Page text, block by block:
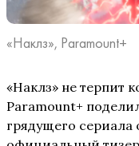
«Наклз», Paramount+
«Наклз» не терпит
Paramount+
грядущего